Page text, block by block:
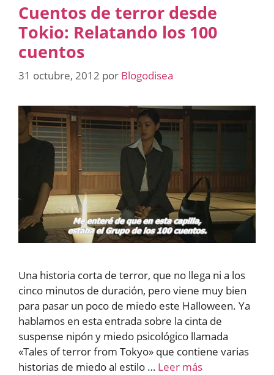
Cuentos de terror desde
Tokio: Relatando los 100
cuentos
31 octubre, 2012 por Blogodisea
Una historia corta de terror, que no llega ni a los
cinco minutos de duración, pero viene muy bien
para pasar un poco de miedo este Halloween. Ya
hablamos en esta entrada sobre la cinta de
suspense nipón y miedo psicológico llamada
«Tales of terror from Tokyo» que contiene varias
historias de miedo al estilo … Leer más